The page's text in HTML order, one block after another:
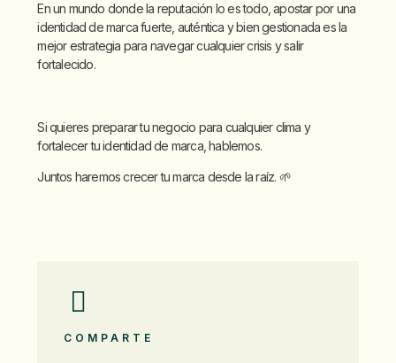
En un mundo donde la reputación lo es todo, apostar por una
identidad de marca fuerte, auténtica y bien gestionada es la
mejor estrategia para navegar cualquier crisis y salir
fortalecido.
Si quieres preparar tu negocio para cualquier clima y
fortalecer tu identidad de marca, hablemos.
Juntos haremos crecer tu marca desde la raíz. 🌱
COMPARTE